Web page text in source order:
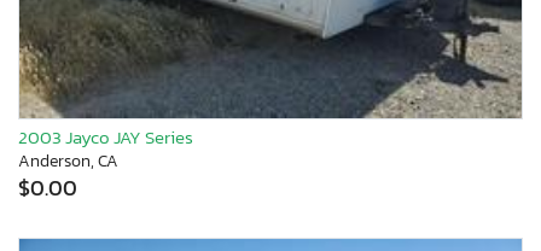
2003 Jayco JAY Series
Anderson, CA
$0.00